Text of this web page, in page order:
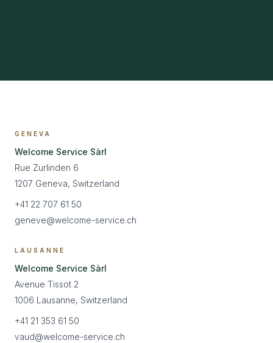
GENEVA
Welcome Service Sàrl
Rue Zurlinden 6
1207 Geneva, Switzerland
+41 22 707 61 50
geneve@welcome-service.ch
LAUSANNE
Welcome Service Sàrl
Avenue Tissot 2
1006 Lausanne, Switzerland
+41 21 353 61 50
vaud@welcome-service.ch